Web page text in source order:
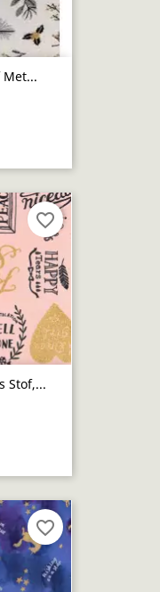
Met...
Stof,...
favorite_border
favorite_border